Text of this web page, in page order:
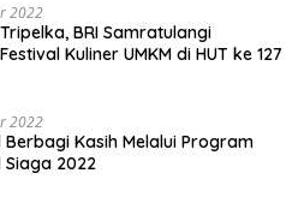
2022
BRI Samratulangi
Kuliner UMKM di HUT ke 127
2022
Berbagi Kasih Melalui Program
Siaga 2022